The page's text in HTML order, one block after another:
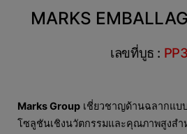
MARKS
เลขที่บูธ :
Marks Group เชี่ยวชาญด้านฉลากแบ
โซลูชันเชิงนวัตกรรมและคุณภาพสูงสำ